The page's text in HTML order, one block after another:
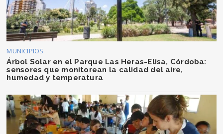
MUNICIPIOS
Árbol Solar en el Parque Las Heras-Elisa, Córdoba:
sensores que monitorean la calidad del aire,
humedad y temperatura